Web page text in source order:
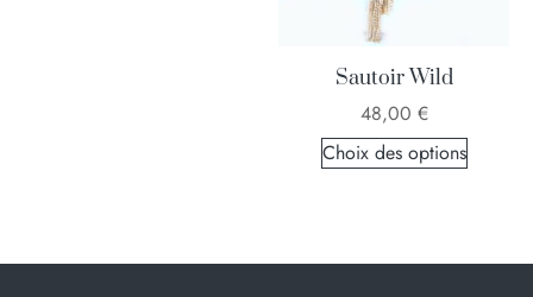
Sautoir Wild
48,00 €
Choix des options